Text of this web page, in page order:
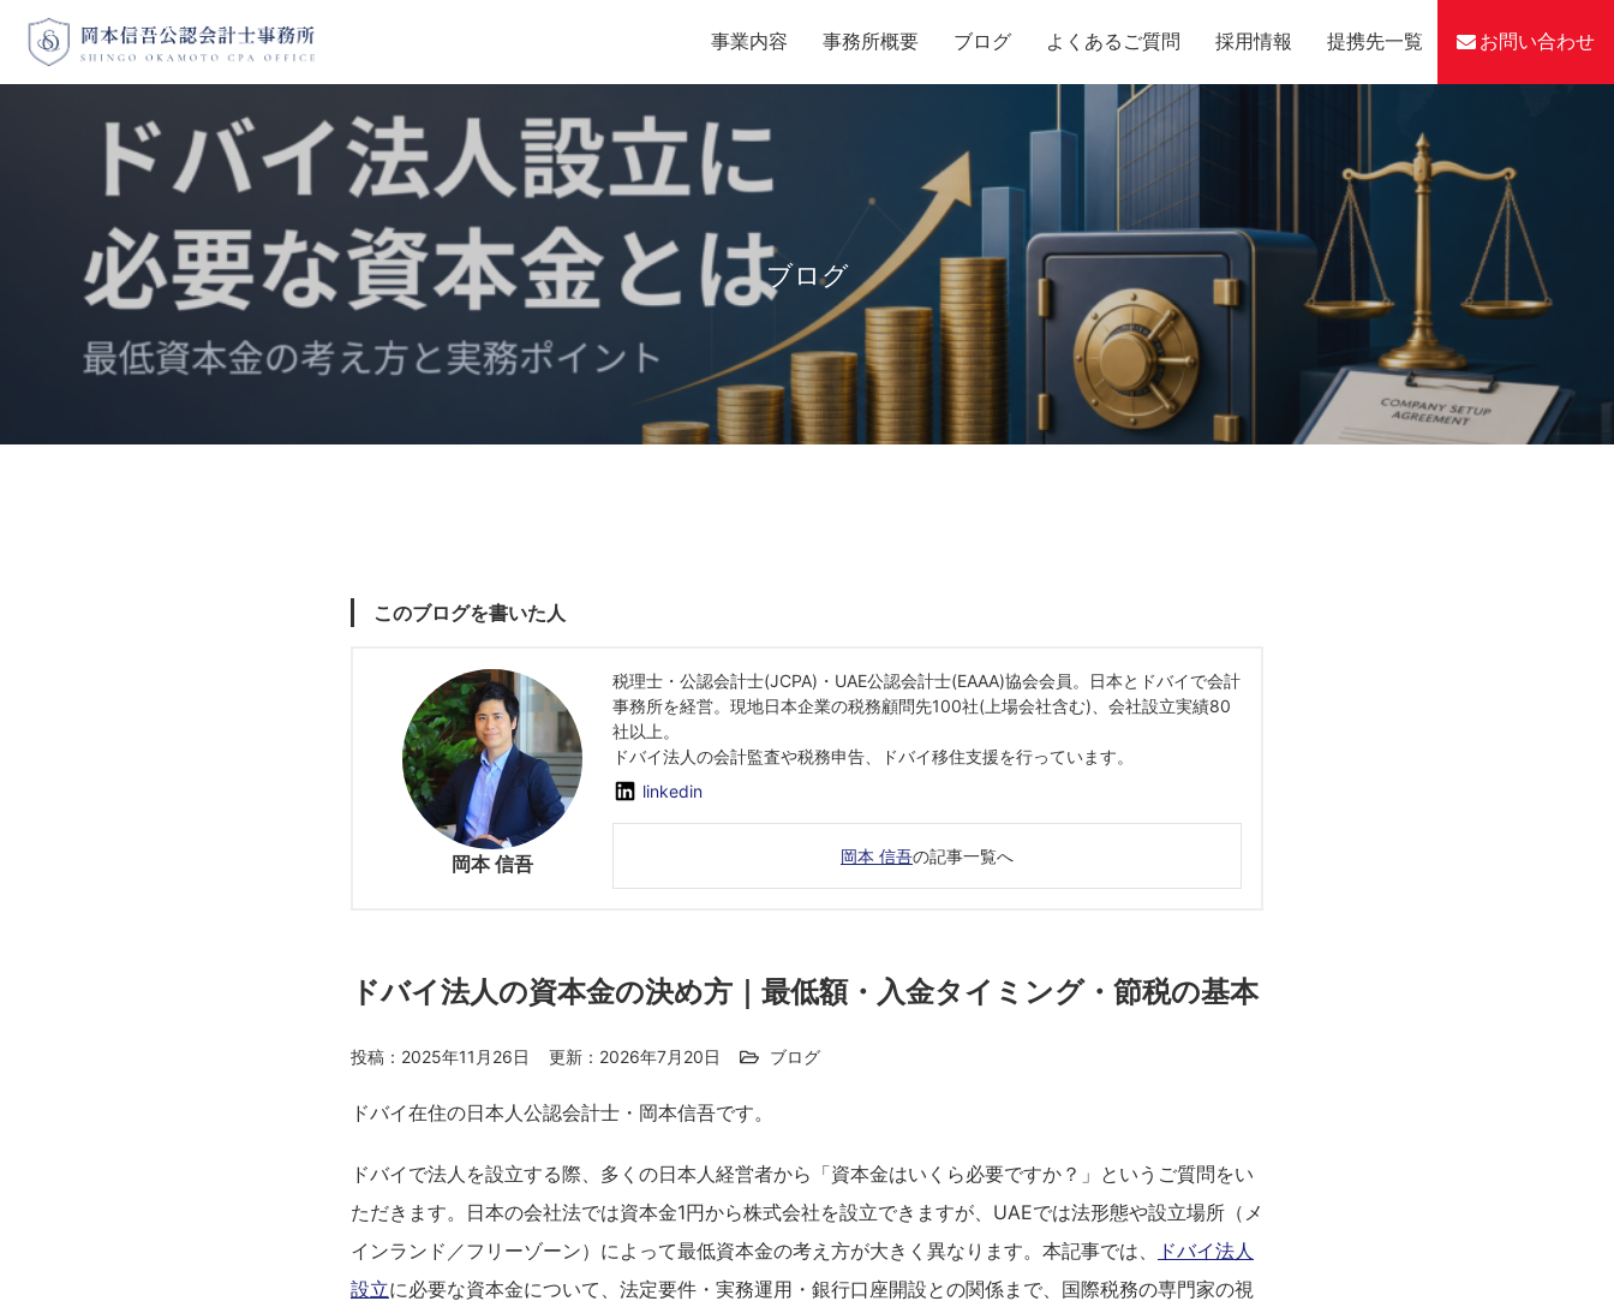
事業内容 事務所概要 ブログ よくあるご質問 採用情報 提携先一覧 お問い合わせ
ブログ
ドバイ法人の資本金の決め方｜最低額・入金タイミング・節税の基本
投稿：2025年11月26日 更新：2026年7月20日 ブログ
ドバイ在住の日本人公認会計士・岡本信吾です。
ドバイで法人を設立する際、多くの日本人経営者から「資本金はいくら必要ですか？」というご質問をい
ただきます。日本の会社法では資本金1円から株式会社を設立できますが、UAEでは法形態や設立場所（メ
インランド／フリーゾーン）によって最低資本金の考え方が大きく異なります。本記事では、
ドバイ法人
設立に必要な資本金について、法定要件・実務運用・銀行口座開設との関係まで、国際税務の専門家の視
このブログを書いた人
岡本 信吾
税理士・公認会計士(JCPA)・UAE公認会計士(EAAA)協会会員。日本とドバイで会計
事務所を経営。現地日本企業の税務顧問先100社(上場会社含む)、会社設立実績80
社以上。
ドバイ法人の会計監査や税務申告、ドバイ移住支援を行っています。
linkedin
岡本 信吾の記事一覧へ